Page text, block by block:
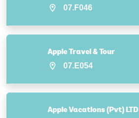
07.F046
Apple Travel & Tour
07.E054
Apple Vacations (Pvt) LTD